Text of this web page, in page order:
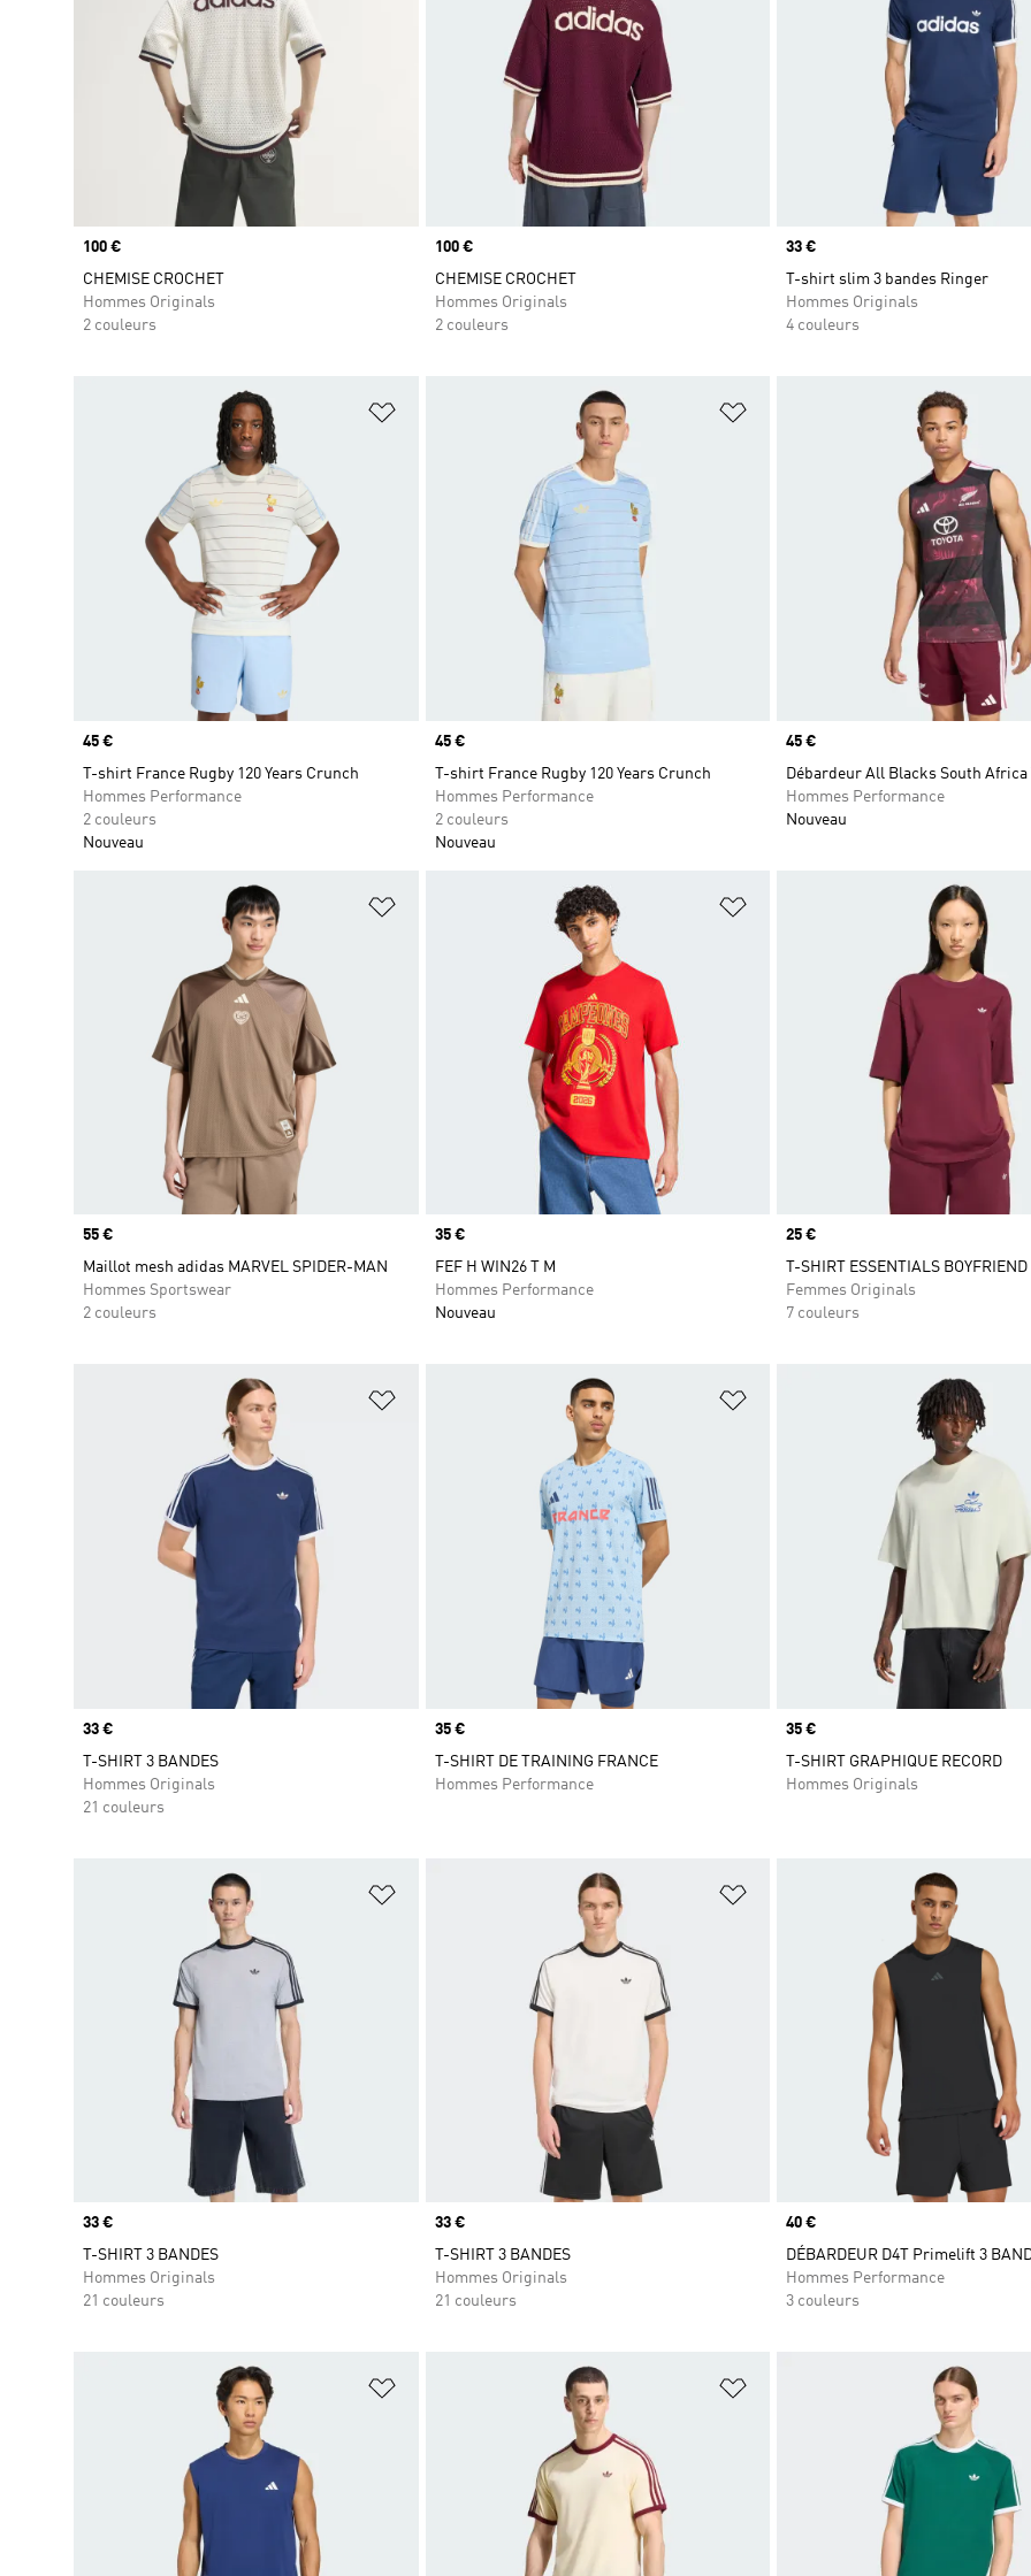
Prix
100 €
CHEMISE CROCHET
Hommes Originals
2 couleurs
Prix
100 €
CHEMISE CROCHET
Hommes Originals
2 couleurs
Prix
33 €
T-shirt slim 3 bandes Ringer
Hommes Originals
4 couleurs
Ajouter à la Liste de produits favoris
Prix
45 €
T-shirt France Rugby 120 Years Crunch
Hommes Performance
2 couleurs
Nouveau
Ajouter à la Liste de produits
Prix
45 €
T-shirt France Rugby 120 Years Crunch
Hommes Performance
2 couleurs
Nouveau
Prix
45 €
Débardeur All Blacks South Africa
Hommes Performance
Nouveau
Ajouter à la Liste de produits favoris
Prix
55 €
Maillot mesh adidas MARVEL SPIDER-MAN
Hommes Sportswear
2 couleurs
Ajouter à la Liste de produits
Prix
35 €
FEF H WIN26 T M
Hommes Performance
Nouveau
Prix
25 €
T-SHIRT ESSENTIALS BOYFRIEND
Femmes Originals
7 couleurs
Ajouter à la Liste de produits favoris
Prix
33 €
T-SHIRT 3 BANDES
Hommes Originals
21 couleurs
Ajouter à la Liste de produits
Prix
35 €
T-SHIRT DE TRAINING FRANCE
Hommes Performance
Prix
35 €
T-SHIRT GRAPHIQUE RECORD
Hommes Originals
Ajouter à la Liste de produits favoris
Prix
33 €
T-SHIRT 3 BANDES
Hommes Originals
21 couleurs
Ajouter à la Liste de produits
Prix
33 €
T-SHIRT 3 BANDES
Hommes Originals
21 couleurs
Prix
40 €
DÉBARDEUR D4T Primelift 3
Hommes Performance
3 couleurs
Ajouter à la Liste de produits favoris Ajouter à la Liste de produits